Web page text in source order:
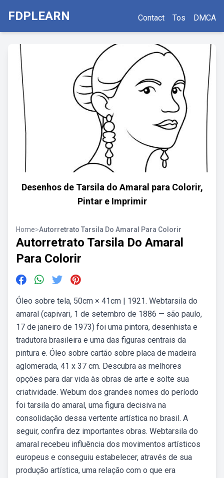
FDPLEARN Contact Tos DMCA
Desenhos de Tarsila do Amaral para Colorir,
Pintar e Imprimir
Home>Autorretrato Tarsila Do Amaral Para Colorir
Autorretrato Tarsila Do Amaral
Para Colorir
Óleo sobre tela, 50cm × 41cm | 1921. Webtarsila do
amaral (capivari, 1 de setembro de 1886 — são paulo,
17 de janeiro de 1973) foi uma pintora, desenhista e
tradutora brasileira e uma das figuras centrais da
pintura e. Óleo sobre cartão sobre placa de madeira
aglomerada, 41 x 37 cm. Descubra as melhores
opções para dar vida às obras de arte e solte sua
criatividade. Webum dos grandes nomes do período
foi tarsila do amaral, uma figura decisiva na
consolidação dessa vertente artística no brasil. A
seguir, confira dez importantes obras. Webtarsila do
amaral recebeu influência dos movimentos artísticos
europeus e conseguiu estabelecer, através de sua
produção artística, uma relação com o que era